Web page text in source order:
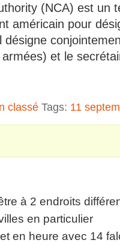
(NCA) est un
américain pour
désigne
et le
classé Tags: 11
à 2 endroits
en particulier
en heure avec 14